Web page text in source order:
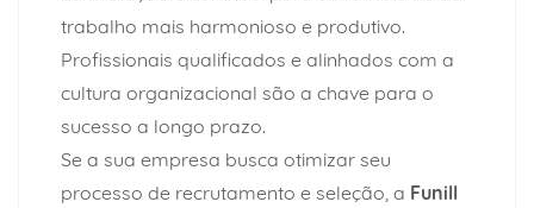
trabalho mais harmonioso e produtivo.
Profissionais qualificados e alinhados com a
cultura organizacional são a chave para o
sucesso a longo prazo.
Se a sua empresa busca otimizar seu
processo de recrutamento e seleção, a Funill